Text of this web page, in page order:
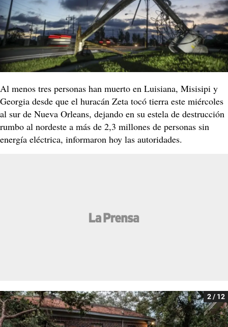
Al menos tres personas han muerto en Luisiana, Misisipi y
Georgia desde que el huracán Zeta tocó tierra este miércoles
al sur de Nueva Orleans, dejando en su estela de destrucción
rumbo al nordeste a más de 2,3 millones de personas sin
energía eléctrica, informaron hoy las autoridades.
2 / 12